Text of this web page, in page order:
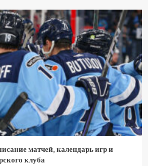
матчей, календарь игр и
клуба